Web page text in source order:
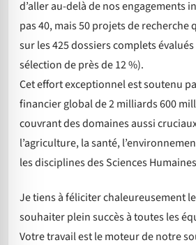
d’aller au-delà de nos engagements
pas 40, mais 50 projets de recherche
sur les 425 dossiers complets
sélection de près de 12 %).
Cet effort exceptionnel est soutenu
financier global de 2 milliards 600
couvrant des domaines aussi
l’agriculture, la santé,
les disciplines des Sciences
Je tiens à féliciter chaleureusement
souhaiter plein succès à toutes les
Votre travail est le moteur de notre